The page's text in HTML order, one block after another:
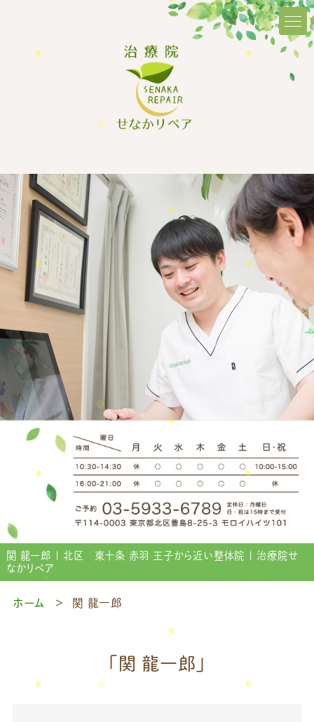
関 龍一郎 | 北区 東十条 赤羽 王子から近い整体院 | 治療院せ
なかリペア
ホーム 関 龍一郎
「関 龍一郎」